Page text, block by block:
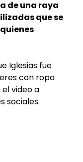
de una raya
que se
Iglesias fue
con ropa
video a
sociales.